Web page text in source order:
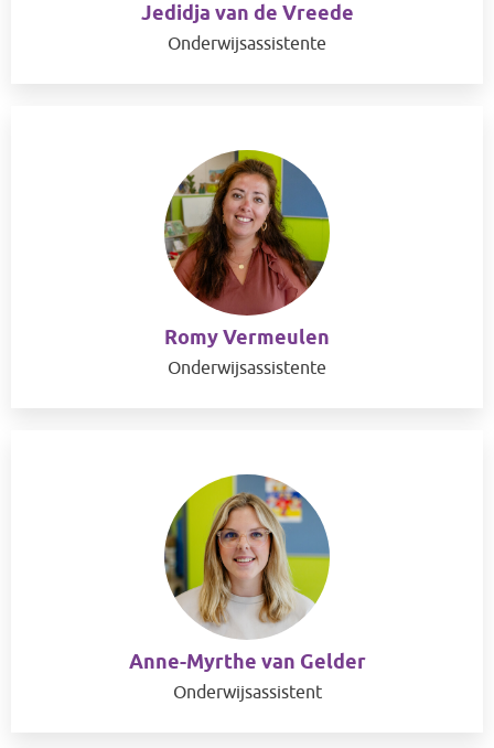
Jedidja van de Vreede
Onderwijsassistente
Romy Vermeulen
Onderwijsassistente
Anne-Myrthe van Gelder
Onderwijsassistent